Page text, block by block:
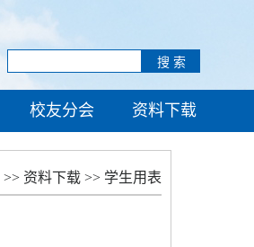
校友分会 资料下载
>> 资料下载 >> 学生用表